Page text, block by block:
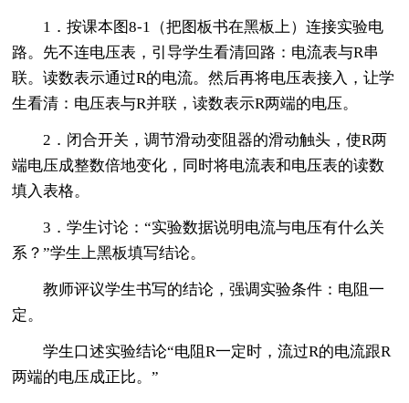
1．按课本图8-1（把图板书在黑板上）连接实验电
路。先不连电压表，引导学生看清回路：电流表与R串
联。读数表示通过R的电流。然后再将电压表接入，让学
生看清：电压表与R并联，读数表示R两端的电压。
2．闭合开关，调节滑动变阻器的滑动触头，使R两
端电压成整数倍地变化，同时将电流表和电压表的读数
填入表格。
3．学生讨论：“实验数据说明电流与电压有什么关
系？”学生上黑板填写结论。
教师评议学生书写的结论，强调实验条件：电阻一
定。
学生口述实验结论“电阻R一定时，流过R的电流跟R
两端的电压成正比。”